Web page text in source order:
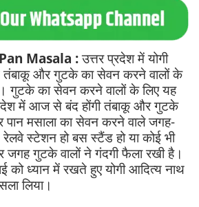
Masala :उत्तर प्रदेश में योगी
तंबाकू और गुटके का सेवन करने वालों के
का सेवन करने वालों के लिए यह
में आज से बंद होंगी तंबाकू और गुटके
पान मसाला का सेवन करने वाले जगह-
स्टेशन हो बस स्टैंड हो या कोई भी
जगह गुटके वालों ने गंदगी फैला रखी है।
ध्यान में रखते हुए योगी आदित्य नाथ
लिया।